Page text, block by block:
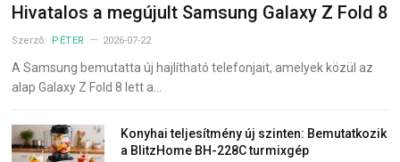
Hivatalos a megújult Samsung Galaxy Z Fold 8
Szerző: PÉTER 2026-07-22
A Samsung bemutatta új hajlítható telefonjait, amelyek közül az
alap Galaxy Z Fold 8 lett a…
Konyhai teljesítmény új szinten: Bemutatkozik
a BlitzHome BH-228C turmixgép